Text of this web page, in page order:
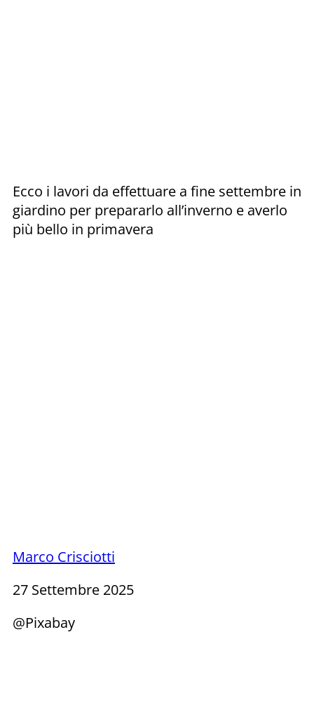
Ecco i lavori da effettuare a fine settembre in
giardino per prepararlo all’inverno e averlo
più bello in primavera
Marco Crisciotti
27 Settembre 2025
@Pixabay